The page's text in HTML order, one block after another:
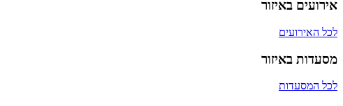
אירועים באיזור
לכל האירועים
מסעדות באיזור
לכל המסעדות